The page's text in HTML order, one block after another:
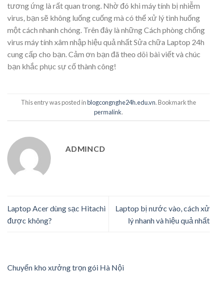
tương ứng là rất quan trong. Nhờ đó khi máy tính bị nhiễm
virus, bạn sẽ không luống cuống mà có thể xử lý tình huống
một cách nhanh chóng. Trên đây là những Cách phòng chống
virus máy tính xâm nhập hiệu quả nhất Sửa chữa Laptop 24h
cung cấp cho bạn. Cảm ơn bạn đã theo dõi bài viết và chúc
bạn khắc phục sự cố thành công!
This entry was posted inblogcongnghe24h.edu.vn. Bookmark the
permalink.
ADMINCD
Laptop Acer dùng sạc Hitachi
được không?
Laptop bị nước vào, cách xử
lý nhanh và hiệu quả nhất
Chuyển kho xưởng trọn gói Hà Nội